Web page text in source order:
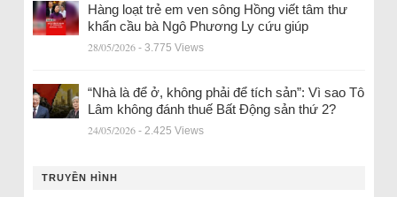
Hàng loạt trẻ em ven sông Hồng viết tâm thư
khẩn cầu bà Ngô Phương Ly cứu giúp
28/05/2026 - 3.775 Views
“Nhà là để ở, không phải để tích sản”: Vì sao Tô
Lâm không đánh thuế Bất Động sản thứ 2?
24/05/2026 - 2.425 Views
TRUYỀN HÌNH